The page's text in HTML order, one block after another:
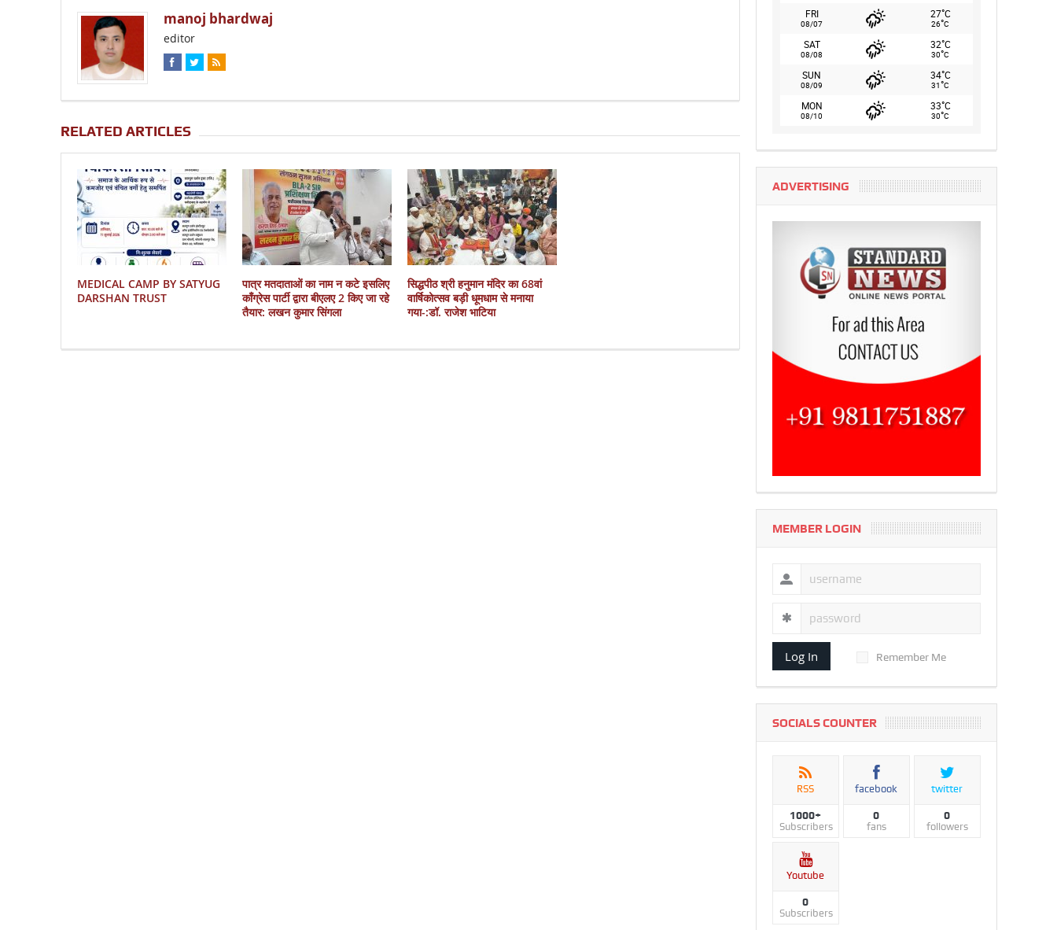
manoj bhardwaj
editor
RELATED ARTICLES
MEDICAL CAMP BY SATYUG
DARSHAN TRUST
पात्र मतदाताओं का नाम न कटे इसलिए
काँग्रेस पार्टी द्वारा बीएलए 2 किए जा रहे
तैयार: लखन कुमार सिंगला
सिद्धपीठ श्री हनुमान मंदिर का 68वां
वार्षिकोत्सव बड़ी धूमधाम से मनाया
गया-:डॉ. राजेश भाटिया
FRI
08/07
27°C
26°C
SAT
08/08
32°C
30°C
SUN
08/09
34°C
31°C
MON
08/10
33°C
30°C
ADVERTISING
MEMBER LOGIN
Log In Remember Me
SOCIALS COUNTER
RSS
1000+
Subscribers
facebook
0
fans
twitter
0
followers
Youtube
0
Subscribers